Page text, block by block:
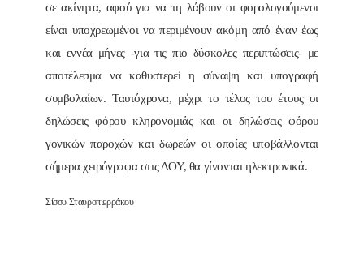
σε ακίνητα, αφού για να τη λάβουν οι φορολογούμενοι
είναι υποχρεωμένοι να περιμένουν ακόμη από έναν έως
και εννέα μήνες -για τις πιο δύσκολες περιπτώσεις- με
αποτέλεσμα να καθυστερεί η σύναψη και υπογραφή
συμβολαίων. Ταυτόχρονα, μέχρι το τέλος του έτους οι
δηλώσεις φόρου κληρονομιάς και οι δηλώσεις φόρου
γονικών παροχών και δωρεών οι οποίες υποβάλλονται
σήμερα χειρόγραφα στις ΔΟΥ, θα γίνονται ηλεκτρονικά.
Σίσσυ Σταυροπιερράκου